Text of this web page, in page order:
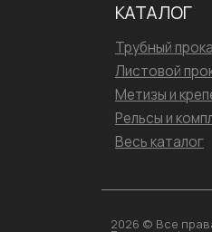
КАТАЛОГ
Трубный
Листовой
Метизы и
Рельсы и
Весь каталог
2026 © Все